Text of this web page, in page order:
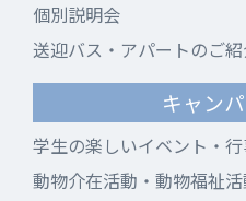
個別説明会
送迎バス・アパートのご
キャン
学生の楽しいイベント・
動物介在活動・動物福祉